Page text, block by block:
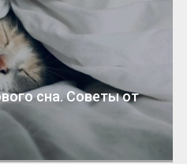
сна. Cоветы от